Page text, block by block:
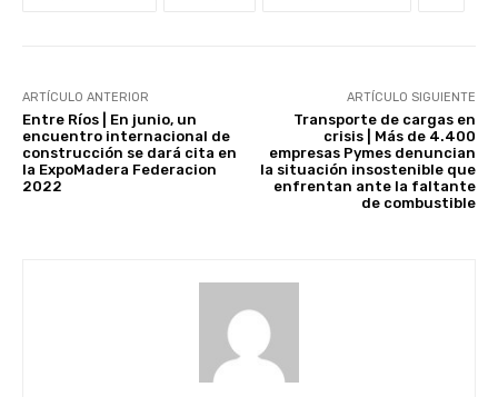
ARTÍCULO ANTERIOR
Entre Ríos | En junio, un
encuentro internacional de
construcción se dará cita en
la ExpoMadera Federacion
2022
ARTÍCULO SIGUIENTE
Transporte de cargas en
crisis | Más de 4.400
empresas Pymes denuncian
la situación insostenible que
enfrentan ante la faltante
de combustible